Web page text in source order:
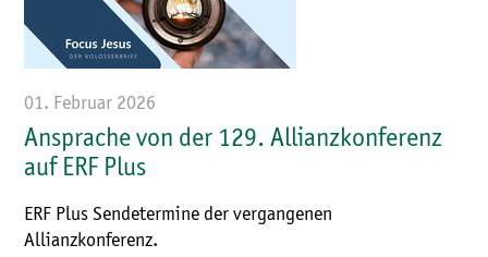
01. Februar 2026
Ansprache von der 129. Allianzkonferenz
auf ERF Plus
ERF Plus Sendetermine der vergangenen
Allianzkonferenz.